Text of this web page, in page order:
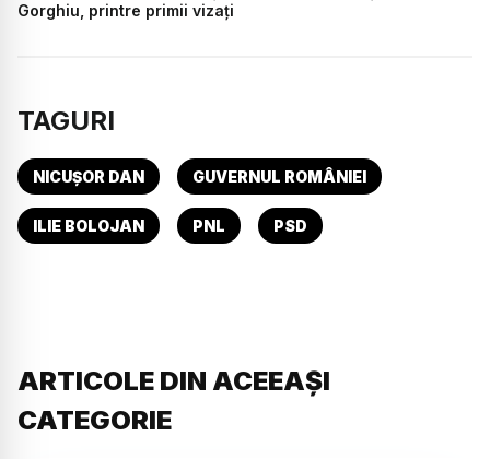
Gorghiu, printre primii vizați
TAGURI
NICUȘOR DAN GUVERNUL ROMÂNIEI
ILIE BOLOJAN PNL PSD
ARTICOLE DIN ACEEAȘI
CATEGORIE